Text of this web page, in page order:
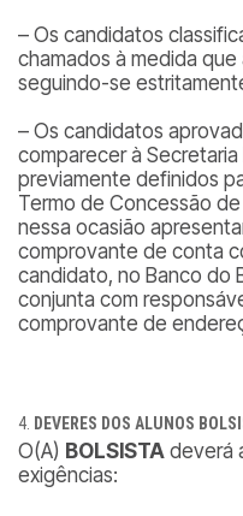
– Os candidatos
chamados à medida
seguindo-se
– Os candidatos
comparecer à
previamente definidos
Termo de Concessão
nessa ocasião
comprovante de conta
candidato, no Banco do
conjunta com
comprovante de
DEVERES DOS ALUNOS
O(A) BOLSISTA deverá
exigências: